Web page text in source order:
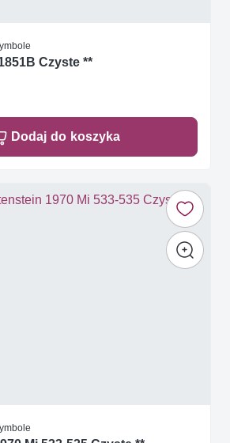
Czyste **
Dodaj do koszyka